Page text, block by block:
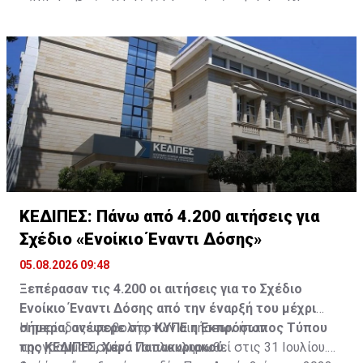
ταξιδιωτικές τάσεις».
ΚΕΔΙΠΕΣ: Πάνω από 4.200 αιτήσεις για
Σχέδιο «Ενοίκιο Έναντι Δόσης»
05.08.2026 09:48
Ξεπέρασαν τις 4.200 οι αιτήσεις για το Σχέδιο
Ενοίκιο Έναντι Δόσης από την έναρξή του μέχρι
σήμερα, ανέφερε στο ΚΥΠΕ η Εκπρόσωπος Τύπου
της ΚΕΔΙΠΕΣ, Χαρά Παπακυριακού.
Η περίοδος υποβολής των αιτήσεων ήταν
προγραμματισμένο να ολοκληρωθεί στις 31 Ιουλίου.